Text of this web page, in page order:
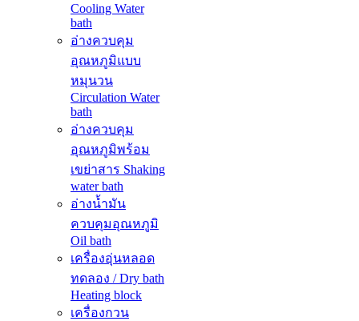
Cooling Water
bath
อ่างควบคุม
อุณหภูมิแบบ
หมุนวน
Circulation Water
bath
อ่างควบคุม
อุณหภูมิพร้อม
เขย่าสาร Shaking
water bath
อ่างน้ำมัน
ควบคุมอุณหภูมิ
Oil bath
เครื่องอุ่นหลอด
ทดลอง / Dry bath
Heating block
เครื่องกวน